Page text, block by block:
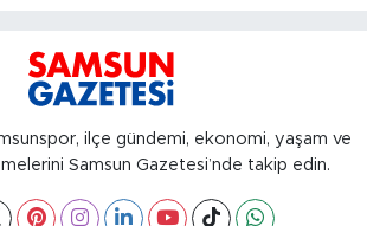
ilçe gündemi, ekonomi, yaşam ve
Samsun Gazetesi’nde takip edin.